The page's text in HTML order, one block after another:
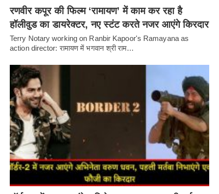
रणवीर कपूर की फिल्म ‘रामायण’ में काम कर रहा है
हॉलीवुड का डायरेक्टर, नए स्टंट करते नजर आएंगे किरदार
Terry Notary working on Ranbir Kapoor's Ramayana as
action director: रामायण में भगवान श्री राम…